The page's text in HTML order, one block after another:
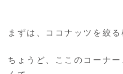
まずは、ココナッツを絞る
ちょうど、ここのコーナ